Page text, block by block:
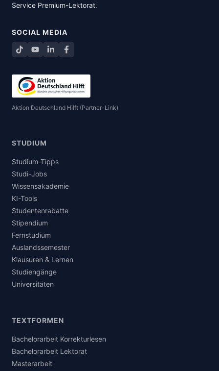
Service Premium-Lektorat.
SOCIAL MEDIA
TikTokYouTube
LinkedInFacebook teilen
Aktion Deutschland Hilft (Partner-Link)
STUDIUM
Studium-Tipps
Studi-Jobs
Wissensakademie
KI-Tools
Studentenrabatte
Stipendium
Fernstudium
Auslandssemester
Klausuren & Lernen
Studiengänge
Universitäten
TEXTFORMEN
Bachelorarbeit Korrekturlesen
Bachelorarbeit Lektorat
Masterarbeit